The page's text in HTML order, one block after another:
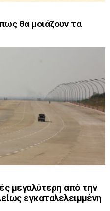
θα μοιάζουν τα
μεγαλύτερη από την
εγκαταλελειμμένη